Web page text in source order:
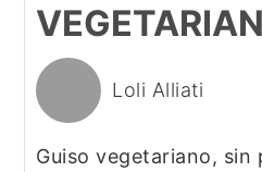
Loli Alliati
Guiso vegetariano, sin